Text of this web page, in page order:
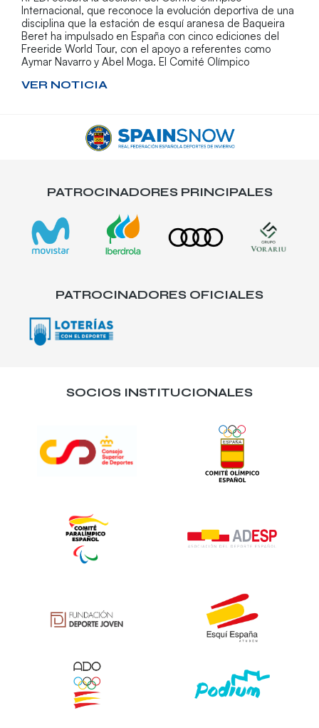
Internacional, que reconoce la evolución deportiva de una
disciplina que la estación de esquí aranesa de Baqueira
Beret ha impulsado en España con cinco ediciones del
Freeride World Tour, con el apoyo a referentes como
Aymar Navarro y Abel Moga. El Comité Olímpico
VER NOTICIA
PATROCINADORES PRINCIPALES
PATROCINADORES OFICIALES
SOCIOS INSTITUCIONALES